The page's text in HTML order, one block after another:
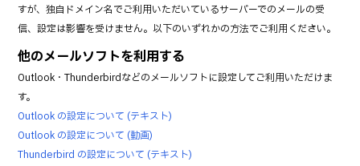
すが、独自ドメイン名でご利用いただいているサーバーでのメールの受
信、設定は影響を受けません。以下のいずれかの方法でご利用ください。
他のメールソフトを利用する
Outlook・Thunderbirdなどのメールソフトに設定してご利用いただけま
す。
Outlook の設定について (テキスト)
Outlook の設定について (動画)
Thunderbird の設定について (テキスト)